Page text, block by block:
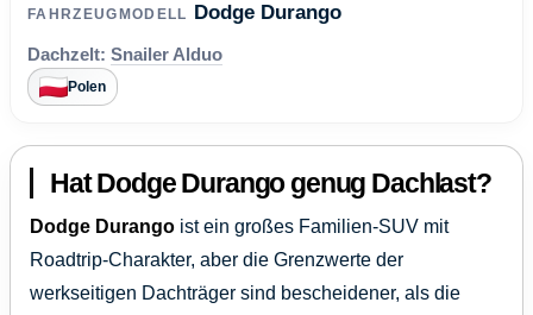
FAHRZEUGMODELL Dodge Durango
Dachzelt: Snailer Alduo
Polen
Hat Dodge Durango genug Dachlast?
Dodge Durango ist ein großes Familien-SUV mit
Roadtrip-Charakter, aber die Grenzwerte der
werkseitigen Dachträger sind bescheidener, als die